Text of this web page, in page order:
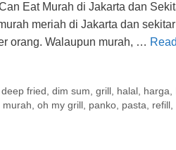
Eat Murah di Jakarta dan
meriah di Jakarta dan
orang. Walaupun murah, …
,deep fried ,dim sum ,grill halal harga
murah oh my grill panko pasta refill